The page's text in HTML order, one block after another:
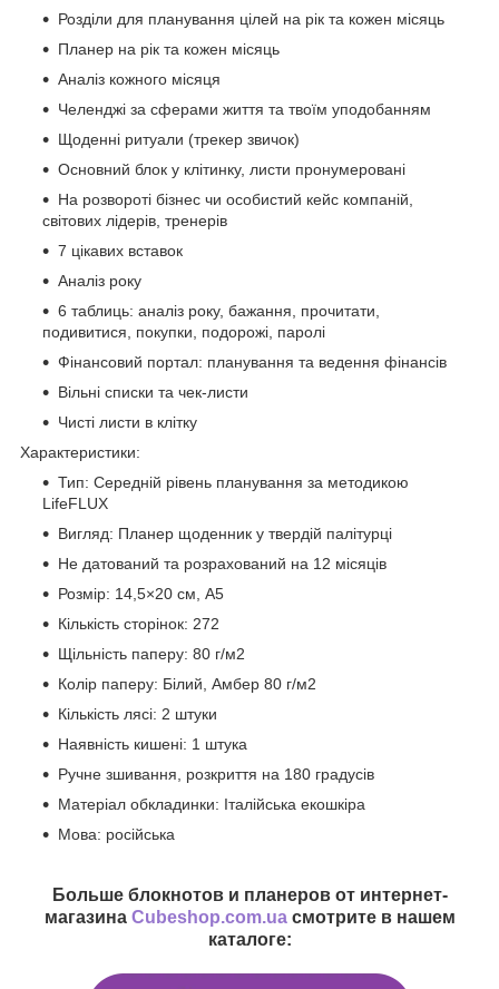
Розділи для планування цілей на рік та кожен місяць
Планер на рік та кожен місяць
Аналіз кожного місяця
Челенджі за сферами життя та твоїм уподобанням
Щоденні ритуали (трекер звичок)
Основний блок у клітинку, листи пронумеровані
На розвороті бізнес чи особистий кейс компаній,
світових лідерів, тренерів
7 цікавих вставок
Аналіз року
6 таблиць: аналіз року, бажання, прочитати,
подивитися, покупки, подорожі, паролі
Фінансовий портал: планування та ведення фінансів
Вільні списки та чек-листи
Чисті листи в клітку
Характеристики:
Тип: Середній рівень планування за методикою
LifeFLUX
Вигляд: Планер щоденник у твердій палітурці
Не датований та розрахований на 12 місяців
Розмір: 14,5×20 см, А5
Кількість сторінок: 272
Щільність паперу: 80 г/м2
Колір паперу: Білий, Амбер 80 г/м2
Кількість лясі: 2 штуки
Наявність кишені: 1 штука
Ручне зшивання, розкриття на 180 градусів
Матеріал обкладинки: Італійська екошкіра
Мова: російська
Больше блокнотов и планеров от интернет-
магазина Cubeshop.com.uaсмотрите в нашем
каталоге: